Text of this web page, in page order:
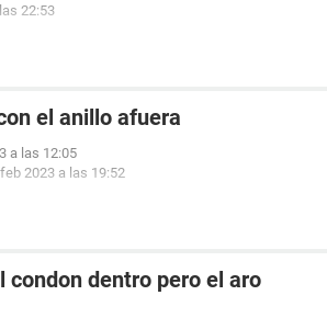
22:53
el anillo afuera
a las 12:05
2023 a las 19:52
condon dentro pero el aro